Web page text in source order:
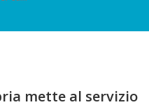
mette al servizio